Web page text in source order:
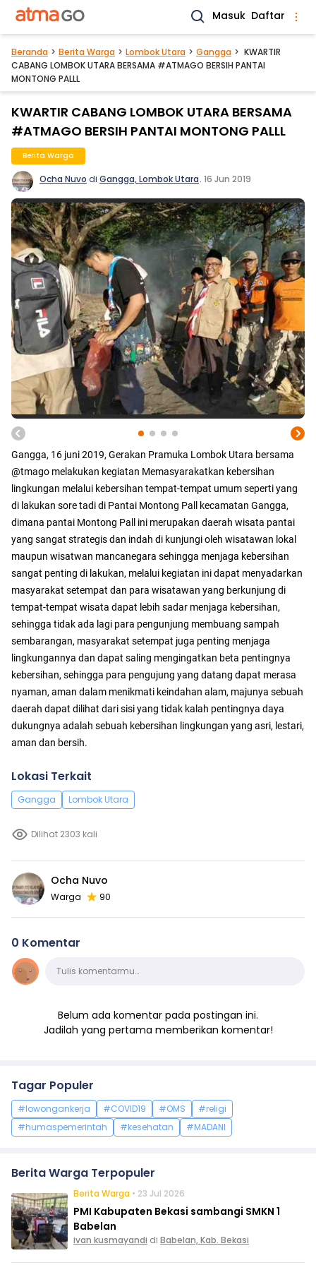
Masuk Daftar
Beranda Berita Warga Lombok Utara Gangga
KWARTIR
CABANG LOMBOK UTARA BERSAMA #ATMAGO BERSIH PANTAI
MONTONG PALLL
KWARTIR CABANG LOMBOK UTARA BERSAMA
#ATMAGO BERSIH PANTAI MONTONG PALLL
Berita Warga
Ocha Nuvo di Gangga, Lombok Utara. 16 Jun 2019
Gangga, 16 juni 2019, Gerakan Pramuka Lombok Utara bersama
@tmago melakukan kegiatan Memasyarakatkan kebersihan
lingkungan melalui kebersihan tempat-tempat umum seperti yang
di lakukan sore tadi di Pantai Montong Pall kecamatan Gangga,
dimana pantai Montong Pall ini merupakan daerah wisata pantai
yang sangat strategis dan indah di kunjungi oleh wisatawan lokal
maupun wisatwan mancanegara sehingga menjaga kebersihan
sangat penting di lakukan, melalui kegiatan ini dapat menyadarkan
masyarakat setempat dan para wisatawan yang berkunjung di
tempat-tempat wisata dapat lebih sadar menjaga kebersihan,
sehingga tidak ada lagi para pengunjung membuang sampah
sembarangan, masyarakat setempat juga penting menjaga
lingkungannya dan dapat saling mengingatkan beta pentingnya
kebersihan, sehingga para pengujung yang datang dapat merasa
nyaman, aman dalam menikmati keindahan alam, majunya sebuah
daerah dapat dilihat dari sisi yang tidak kalah pentingnya daya
dukungnya adalah sebuah kebersihan lingkungan yang asri, lestari,
aman dan bersih.
Lokasi Terkait
Gangga Lombok Utara
Dilihat 2303 kali
Ocha Nuvo
Warga 90
0 Komentar
KomentarTulis komentarmu…
Belum ada komentar pada postingan ini.
Jadilah yang pertama memberikan komentar!
Tagar Populer
#lowongankerja #COVID19 #OMS
#religi
#humaspemerintah
#kesehatan #MADANI
Berita Warga Terpopuler
Berita Warga • 23 Jul 2026
PMI Kabupaten Bekasi sambangi SMKN 1
Babelan
ivan kusmayandi di Babelan, Kab. Bekasi